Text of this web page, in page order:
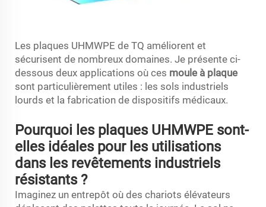
Les plaques UHMWPE de TQ améliorent et
sécurisent de nombreux domaines. Je présente ci-
dessous deux applications où ces moule à plaque
sont particulièrement utiles : les sols industriels
lourds et la fabrication de dispositifs médicaux.
Pourquoi les plaques UHMWPE sont-
elles idéales pour les utilisations
dans les revêtements industriels
résistants ?
Imaginez un entrepôt où des chariots élévateurs